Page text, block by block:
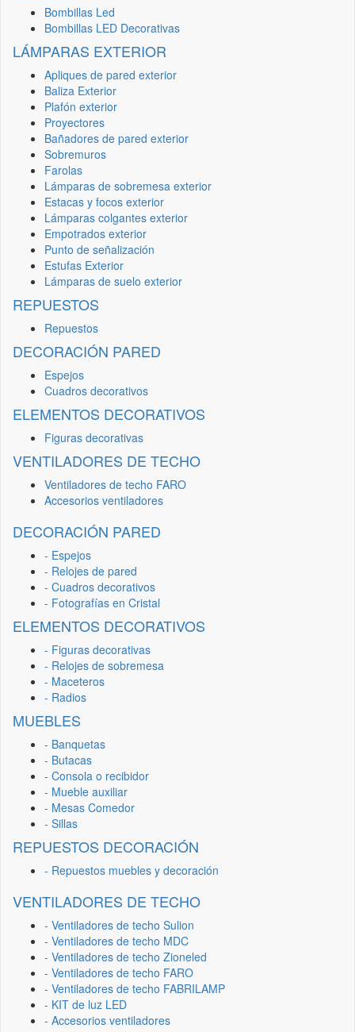
Bombillas Led
Bombillas LED Decorativas
LÁMPARAS EXTERIOR
Apliques de pared exterior
Baliza Exterior
Plafón exterior
Proyectores
Bañadores de pared exterior
Sobremuros
Farolas
Lámparas de sobremesa exterior
Estacas y focos exterior
Lámparas colgantes exterior
Empotrados exterior
Punto de señalización
Estufas Exterior
Lámparas de suelo exterior
REPUESTOS
Repuestos
DECORACIÓN PARED
Espejos
Cuadros decorativos
ELEMENTOS DECORATIVOS
Figuras decorativas
VENTILADORES DE TECHO
Ventiladores de techo FARO
Accesorios ventiladores
DECORACIÓN PARED
- Espejos
- Relojes de pared
- Cuadros decorativos
- Fotografías en Cristal
ELEMENTOS DECORATIVOS
- Figuras decorativas
- Relojes de sobremesa
- Maceteros
- Radios
MUEBLES
- Banquetas
- Butacas
- Consola o recibidor
- Mueble auxiliar
- Mesas Comedor
- Sillas
REPUESTOS DECORACIÓN
- Repuestos muebles y decoración
VENTILADORES DE TECHO
- Ventiladores de techo Sulion
- Ventiladores de techo MDC
- Ventiladores de techo Zioneled
- Ventiladores de techo FARO
- Ventiladores de techo FABRILAMP
- KIT de luz LED
- Accesorios ventiladores